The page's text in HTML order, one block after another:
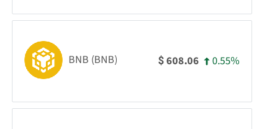
BNB (BNB) $608.06 0.55%